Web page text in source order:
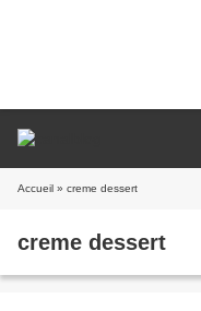
Accueil » creme dessert
creme dessert